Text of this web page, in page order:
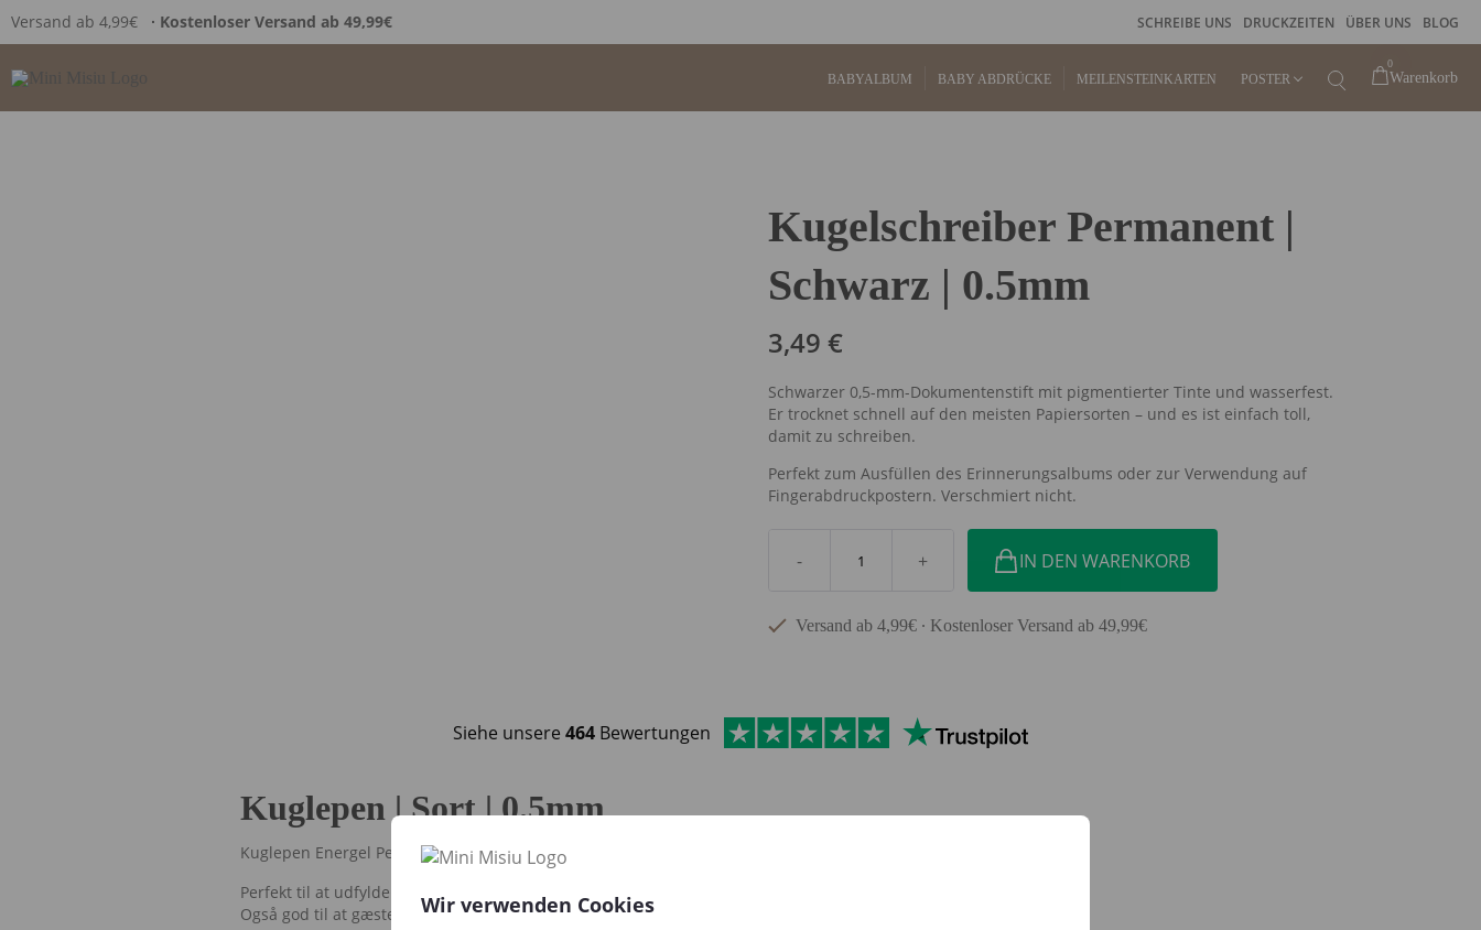
Versand ab 4,99€ ∙ Kostenloser Versand ab 49,99€ SCHREIBE UNS DRUCKZEITEN ÜBER UNS BLOG
BABYALBUM BABY ABDRÜCKE MEILENSTEINKARTEN POSTER
RAHMEN
0
Warenkorb
Kugelschreiber Permanent |
Schwarz | 0.5mm
3,49 €
Schwarzer 0,5-mm-Dokumentenstift mit pigmentierter Tinte und wasserfest.
Er trocknet schnell auf den meisten Papiersorten – und es ist einfach toll,
damit zu schreiben.
Perfekt zum Ausfüllen des Erinnerungsalbums oder zur Verwendung auf
Fingerabdruckpostern. Verschmiert nicht.
- + IN DEN WARENKORB
Versand ab 4,99€ ∙ Kostenloser Versand ab 49,99€
Siehe unsere464 Bewertungen
Kuglepen | Sort | 0.5mm
Kuglepen Energel Permanent Model: Pentel 0.5mm
Perfekt til at udfylde
Barnets Bog med >
Også god til at gæsterne kan skrive navn påfingertryksplakaterne med >
Wir verwenden Cookies